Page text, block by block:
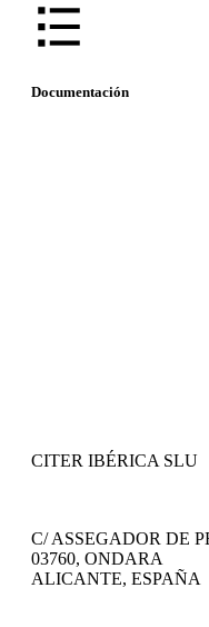
Documentación
CITER IBÉRICA SLU
C/ ASSEGADOR DE
03760, ONDARA
ALICANTE, ESPAÑA